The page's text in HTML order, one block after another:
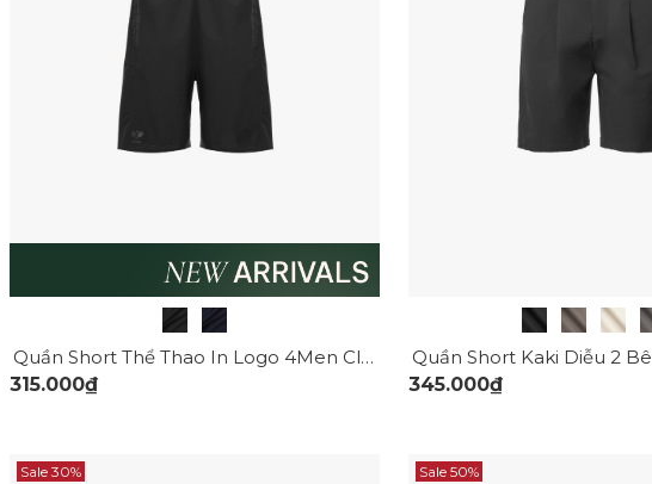
Quần Short Thể Thao In Logo 4Men Club Form Regular QS079
315.000₫
345.000₫
Sale 30% Sale 50%